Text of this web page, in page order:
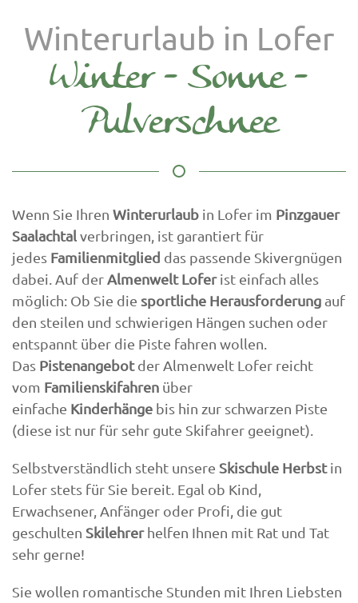
Winterurlaub in Lofer
Winter - Sonne -
Pulverschnee
Wenn Sie Ihren Winterurlaub in Lofer im Pinzgauer
Saalachtal verbringen, ist garantiert für
jedes Familienmitglied das passende Skivergnügen
dabei. Auf der Almenwelt Loferist einfach alles
möglich: Ob Sie die sportliche Herausforderungauf
den steilen und schwierigen Hängen suchen oder
entspannt über die Piste fahren wollen.
Das Pistenangebotder Almenwelt Lofer reicht
vom Familienskifahren über
einfache Kinderhänge bis hin zur schwarzen Piste
(diese ist nur für sehr gute Skifahrer geeignet).
Selbstverständlich steht unsere Skischule Herbstin
Lofer stets für Sie bereit. Egal ob Kind,
Erwachsener, Anfänger oder Profi, die gut
geschulten Skilehrerhelfen Ihnen mit Rat und Tat
sehr gerne!
Sie wollen romantische Stunden mit Ihren Liebsten